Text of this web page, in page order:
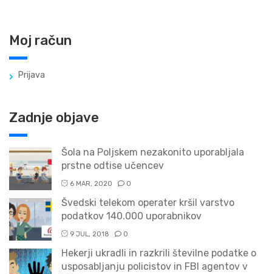
Moj račun
Prijava
Zadnje objave
Šola na Poljskem nezakonito uporabljala
prstne odtise učencev
6 MAR, 2020 0
Švedski telekom operater kršil varstvo
podatkov 140.000 uporabnikov
9 JUL, 2018 0
Hekerji ukradli in razkrili številne podatke o
usposabljanju policistov in FBI agentov v